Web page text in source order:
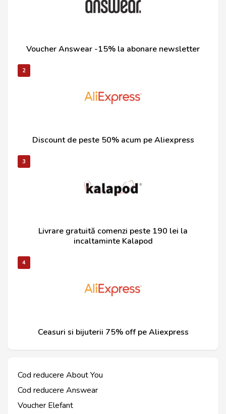
Voucher Answear -15% la abonare newsletter
2
Discount de peste 50% acum pe Aliexpress
3
Livrare gratuită comenzi peste 190 lei la
incaltaminte Kalapod
4
Ceasuri si bijuterii 75% off pe Aliexpress
Cod reducere About You
Cod reducere Answear
Voucher Elefant